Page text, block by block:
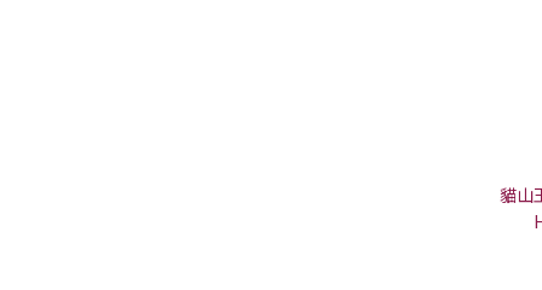
貓山